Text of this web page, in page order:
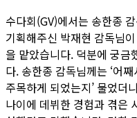
수다회(GV)에서는 송한종
기획해주신 박재현 감독님
을 맡았습니다. 덕분에 궁금
다. 송한종 감독님께는 ‘어
주목하게 되었는지’ 물었더
나이에 데뷔한 경험과 겪은